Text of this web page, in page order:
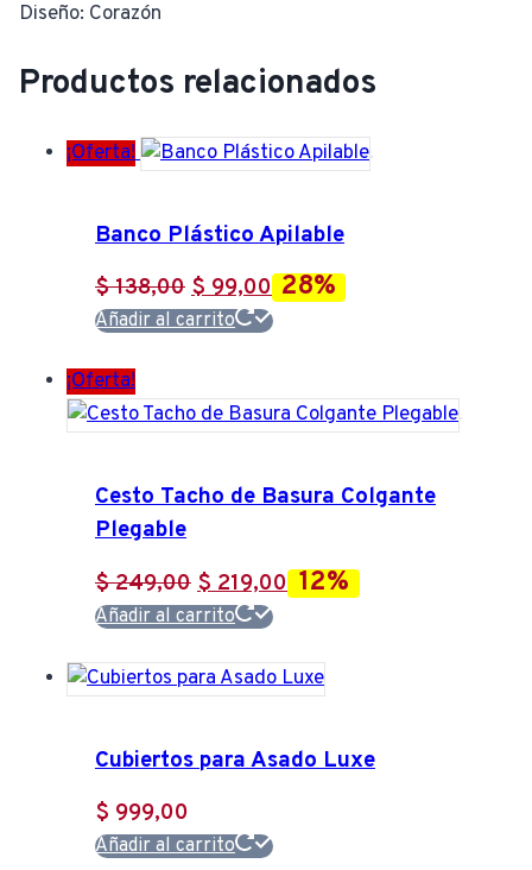
Diseño: Corazón
Productos relacionados
¡Oferta!
Banco Plástico Apilable
$138,00 El
precio
era:
$ 138,00.
$99,00El
precio
es:
$ 99,00.
28%
Añadir al carrito
¡Oferta!
Cesto Tacho de Basura Colgante
Plegable
$249,00 El
precio
era:
$219,00El
es:
12%
Añadir al carrito
Cubiertos para Asado Luxe
$ 999,00
Añadir al carrito